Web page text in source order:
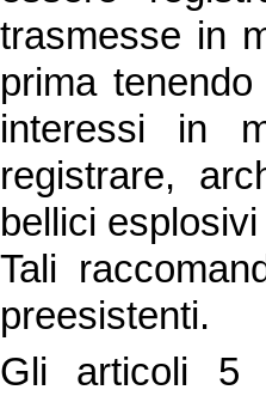
trasmesse in
prima
interessi in
registrare,
bellici
Tali
preesistenti.
Gli articoli 5